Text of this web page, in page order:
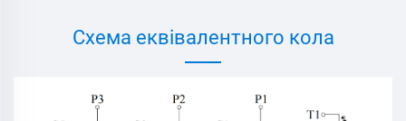
Схема еквівалентного кола